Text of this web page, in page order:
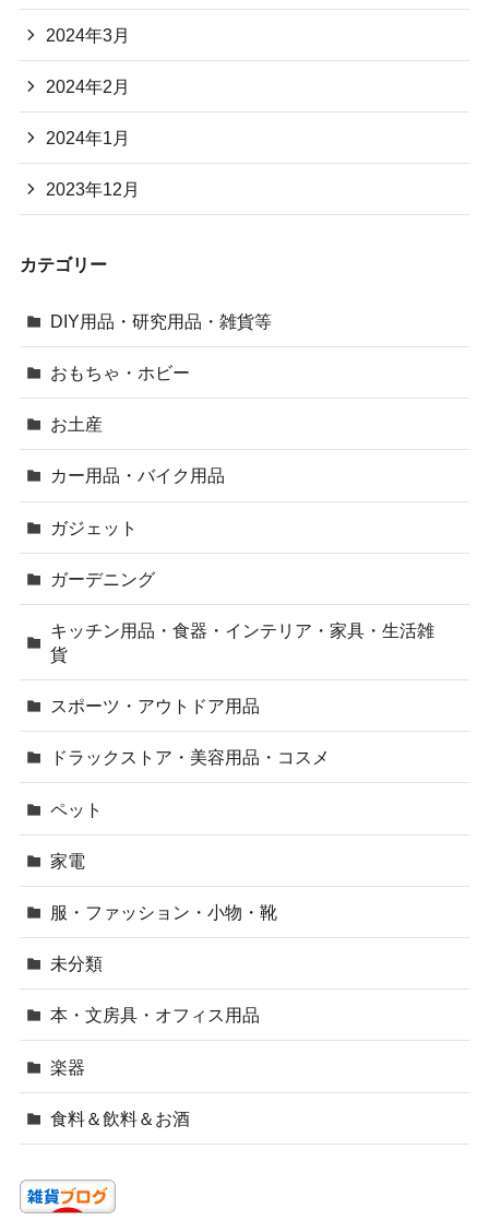
2024年3月
2024年2月
2024年1月
2023年12月
カテゴリー
DIY用品・研究用品・雑貨等
おもちゃ・ホビー
お土産
カー用品・バイク用品
ガジェット
ガーデニング
キッチン用品・食器・インテリア・家具・生活雑
貨
スポーツ・アウトドア用品
ドラックストア・美容用品・コスメ
ペット
家電
服・ファッション・小物・靴
未分類
本・文房具・オフィス用品
楽器
食料＆飲料＆お酒